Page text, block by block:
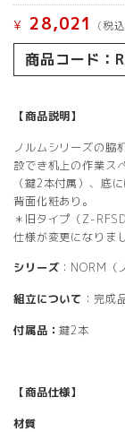
¥ 28,021 (税込
商品コード：
【商品説明】
ノルムシリーズの脇
設でき机上の作業ス
（鍵2本付属）、底
背面化粧あり。
＊旧タイプ（Z-
仕様が変更になりま
シリーズ ：NORM（
組立について ：完成
付属品：鍵2本
【商品仕様】
材質